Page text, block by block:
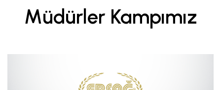
Müdürler Kampımız